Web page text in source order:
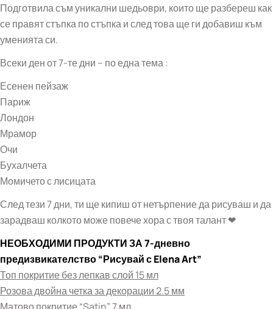
Подготвила съм уникални шедьоври, които ще разбереш как
се правят стъпка по стъпка и след това ще ги добавиш към
уменията си.
Всеки ден от 7-те дни – по една тема :
Есенен пейзаж
Париж
Лондон
Мрамор
Очи
Бухалчета
Момичето с лисицата
След тези 7 дни, ти ще кипиш от нетърпение да рисуваш и да
зарадваш колкото може повече хора с твоя талант ❤
НЕОБХОДИМИ ПРОДУКТИ ЗА 7-дневно
предизвикателство “Рисувай с Elena Art”
Топ покритие без лепкав слой 15 мл
Розова двойна четка за декорации 2.5 мм
Матово покритие “Satin” 7 мл